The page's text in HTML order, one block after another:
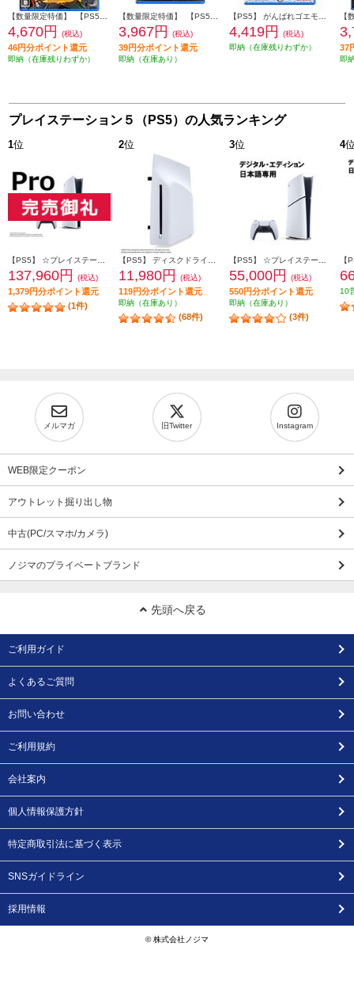
【数量限定特価】 【PS5】 RUSHING BEAT X (ラッシングビートエックス): Return Of Brawl Brothers 数量限定版
4,670円 (税込)
46円分ポイント還元
即納（在庫残りわずか）
【数量限定特価】 【PS5】 ディサイプルズ ドミネーション デラックスエディション
3,967円 (税込)
39円分ポイント還元
即納（在庫あり）
【PS5】 がんばれゴエモン大集合！
4,419円
(税込)
即納（在庫残りわずか）
37
即
プレイステーション５（PS5）の人気ランキング
1位
【PS5】 ☆プレイステーション5 Pro本体（N）
137,960円 (税込)
1,379円分ポイント還元
(1件)
2位
【PS5】 ディスクドライブ(Slimモデル用)
11,980円 (税込)
119円分ポイント還元
即納（在庫あり）
(68件)
3位
【PS5】 ☆プレイステーション5本体 デジタル・エディション 日本語専用 Console Language: Japanese only
55,000円 (税込)
550円分ポイント還元
即納（在庫あり）
(3件)
4
10
メルマガ 旧Twitter Instagram
WEB限定クーポン
アウトレット掘り出し物
中古(PC/スマホ/カメラ)
ノジマのプライベートブランド
先頭へ戻る
ご利用ガイド
よくあるご質問
お問い合わせ
ご利用規約
会社案内
個人情報保護方針
特定商取引法に基づく表示
SNSガイドライン
採用情報
© 株式会社ノジマ